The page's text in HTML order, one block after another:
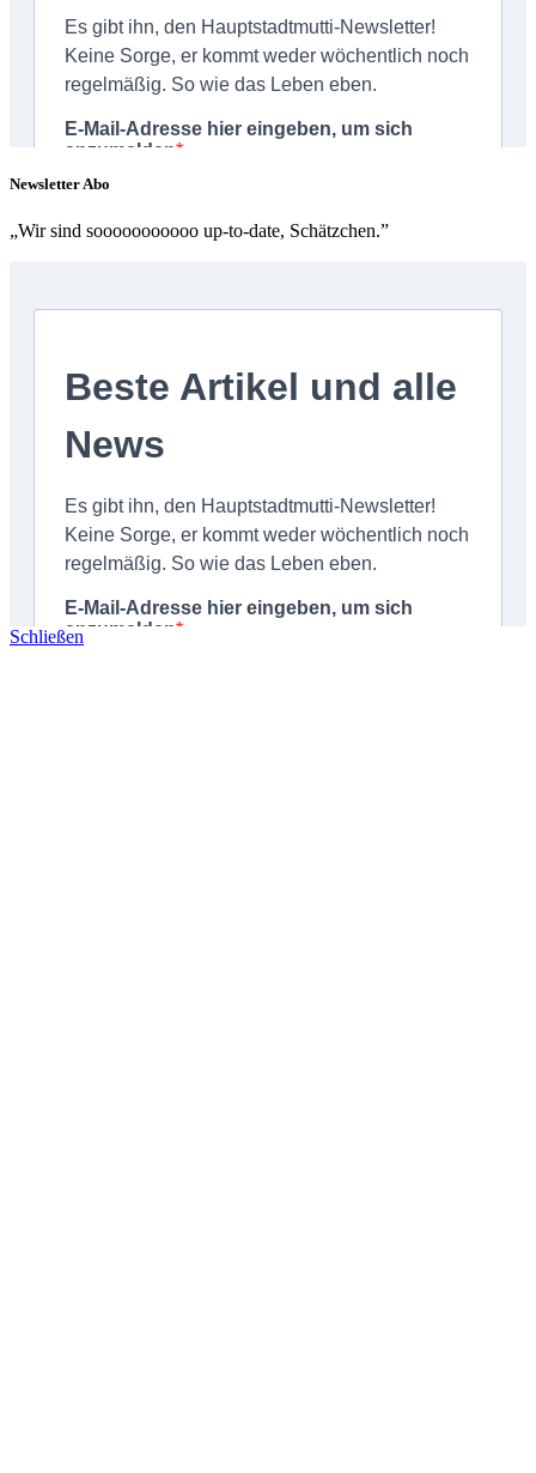
Newsletter Abo
„Wir sind sooooooooooo up-to-date, Schätzchen.”
Schließen